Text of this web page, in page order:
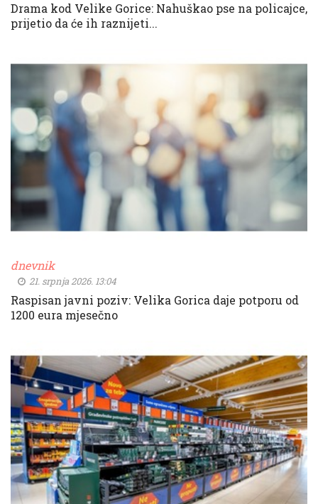
Drama kod Velike Gorice: Nahuškao pse na policajce,
prijetio da će ih raznijeti...
dnevnik
21. srpnja 2026. 13:04
Raspisan javni poziv: Velika Gorica daje potporu od
1200 eura mjesečno